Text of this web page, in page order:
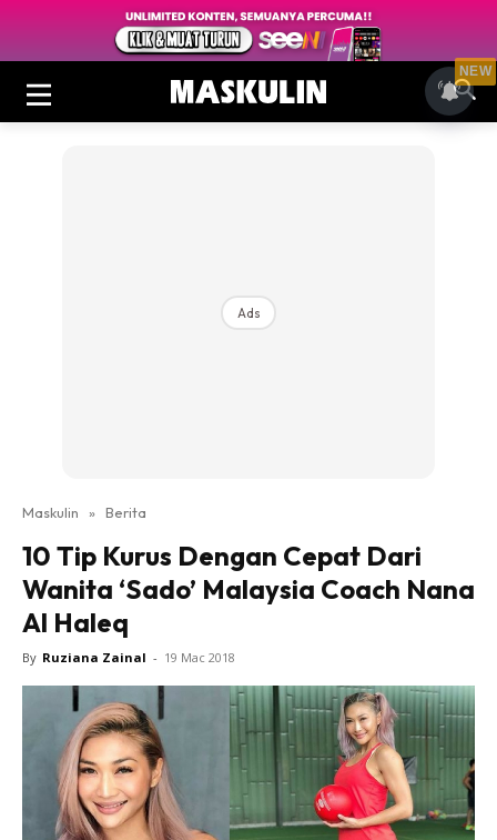
Ads
Maskulin » Berita
10 Tip Kurus Dengan Cepat Dari
Wanita ‘Sado’ Malaysia Coach Nana
Al Haleq
By Ruziana Zainal - 19 Mac 2018
NEW